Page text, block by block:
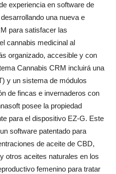
experiencia en software de
una nueva e
para satisfacer las
cannabis medicinal al
organizado, accesible y con
Cannabis CRM incluirá una
y un sistema de módulos
de fincas e invernaderos con
posee la propiedad
para el dispositivo EZ-G. Este
software patentado para
de aceite de CBD,
otros aceites naturales en los
femenino para tratar